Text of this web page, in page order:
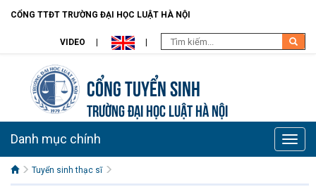
CỔNG TTĐT TRƯỜNG ĐẠI HỌC LUẬT HÀ NỘI
VIDEO
Cổng tuyển sinh
TRƯỜNG ĐẠI HỌC LUẬT HÀ NỘI
Toggle
Danh mục chính
Tuyển sinh thạc sĩ